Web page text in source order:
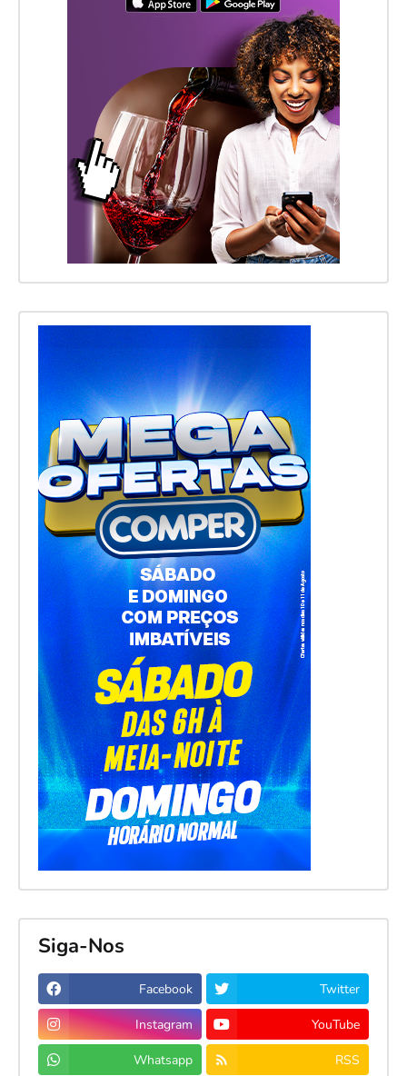
Siga-Nos
Facebook Twitter
Instagram YouTube
Whatsapp RSS